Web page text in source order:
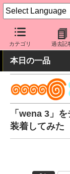
カテゴリ 過去記
ケータイ Watch
本日の一品
「wena 3」
装着してみた